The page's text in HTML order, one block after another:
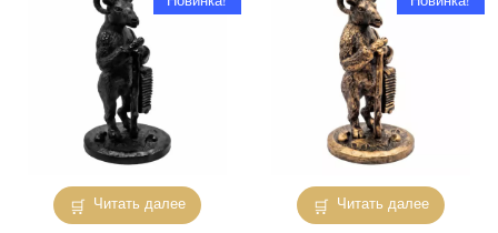
Читать далее Читать далее